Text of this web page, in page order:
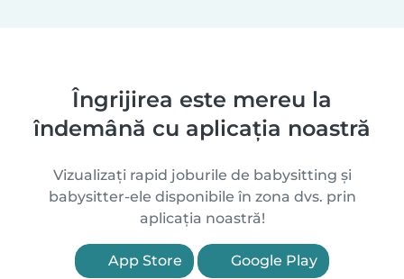
Îngrijirea este mereu la
îndemână cu aplicația noastră
Vizualizați rapid joburile de babysitting și
babysitter-ele disponibile în zona dvs. prin
aplicația noastră!
App Store Google Play